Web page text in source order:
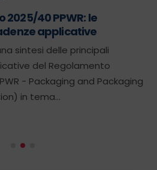
2025/40 PPWR: le
applicative
sintesi delle principali
del Regolamento
- Packaging and Packaging
in tema...